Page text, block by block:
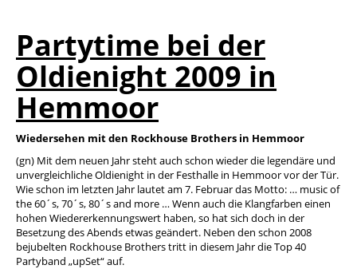
Partytime bei der
Oldienight 2009 in
Hemmoor
Wiedersehen mit den Rockhouse Brothers in Hemmoor
(gn) Mit dem neuen Jahr steht auch schon wieder die legendäre und
unvergleichliche Oldienight in der Festhalle in Hemmoor vor der Tür.
Wie schon im letzten Jahr lautet am 7. Februar das Motto: … music of
the 60´s, 70´s, 80´s and more … Wenn auch die Klangfarben einen
hohen Wiedererkennungswert haben, so hat sich doch in der
Besetzung des Abends etwas geändert. Neben den schon 2008
bejubelten Rockhouse Brothers tritt in diesem Jahr die Top 40
Partyband „upSet“ auf.